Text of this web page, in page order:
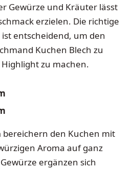
Gewürze und Kräuter lässt
erzielen. Die richtige
entscheidend, um den
Kuchen Blech zu
zu machen.
den Kuchen mit
Aroma auf ganz
ergänzen sich